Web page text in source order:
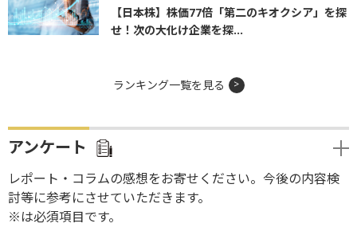
【日本株】株価77倍「第二のキオクシア」を探
せ！次の大化け企業を探...
ランキング一覧を見る
アンケート
レポート・コラムの感想をお寄せください。今後の内容検
討等に参考にさせていただきます。
※は必須項目です。